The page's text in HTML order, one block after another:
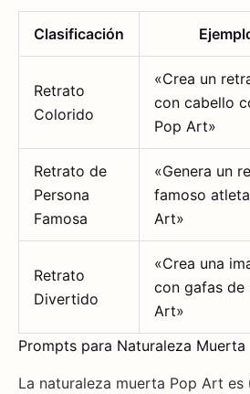
Clasificación
Retrato
Colorido
«Crea un
con cabello
Pop Art»
Retrato de
Persona
Famosa
«Genera un
famoso
Art»
Retrato
Divertido
«Crea una
con gafas de
Art»
Prompts para Naturaleza Muerta
La naturaleza muerta Pop Art es